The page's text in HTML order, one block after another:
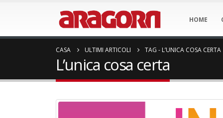
HOME
CASA ULTIMI ARTICOLI TAG - L’UNICA COSA CERTA
L’unica cosa certa